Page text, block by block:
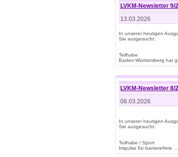
LVKM-Newsletter 9/
13.03.2026
In unserer heutigen
Sie ausgesucht:
Teilhabe
Baden-Württemberg hat
LVKM-Newsletter 8/
06.03.2026
In unserer heutigen
Sie ausgesucht:
Teilhabe / Sport
Impulse für barrierefreie